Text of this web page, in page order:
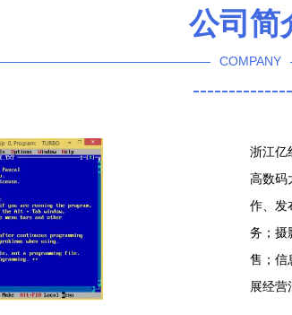
公司简
COMPANY
浙江亿
高数码
作、发
务；摄
售；信
展经营